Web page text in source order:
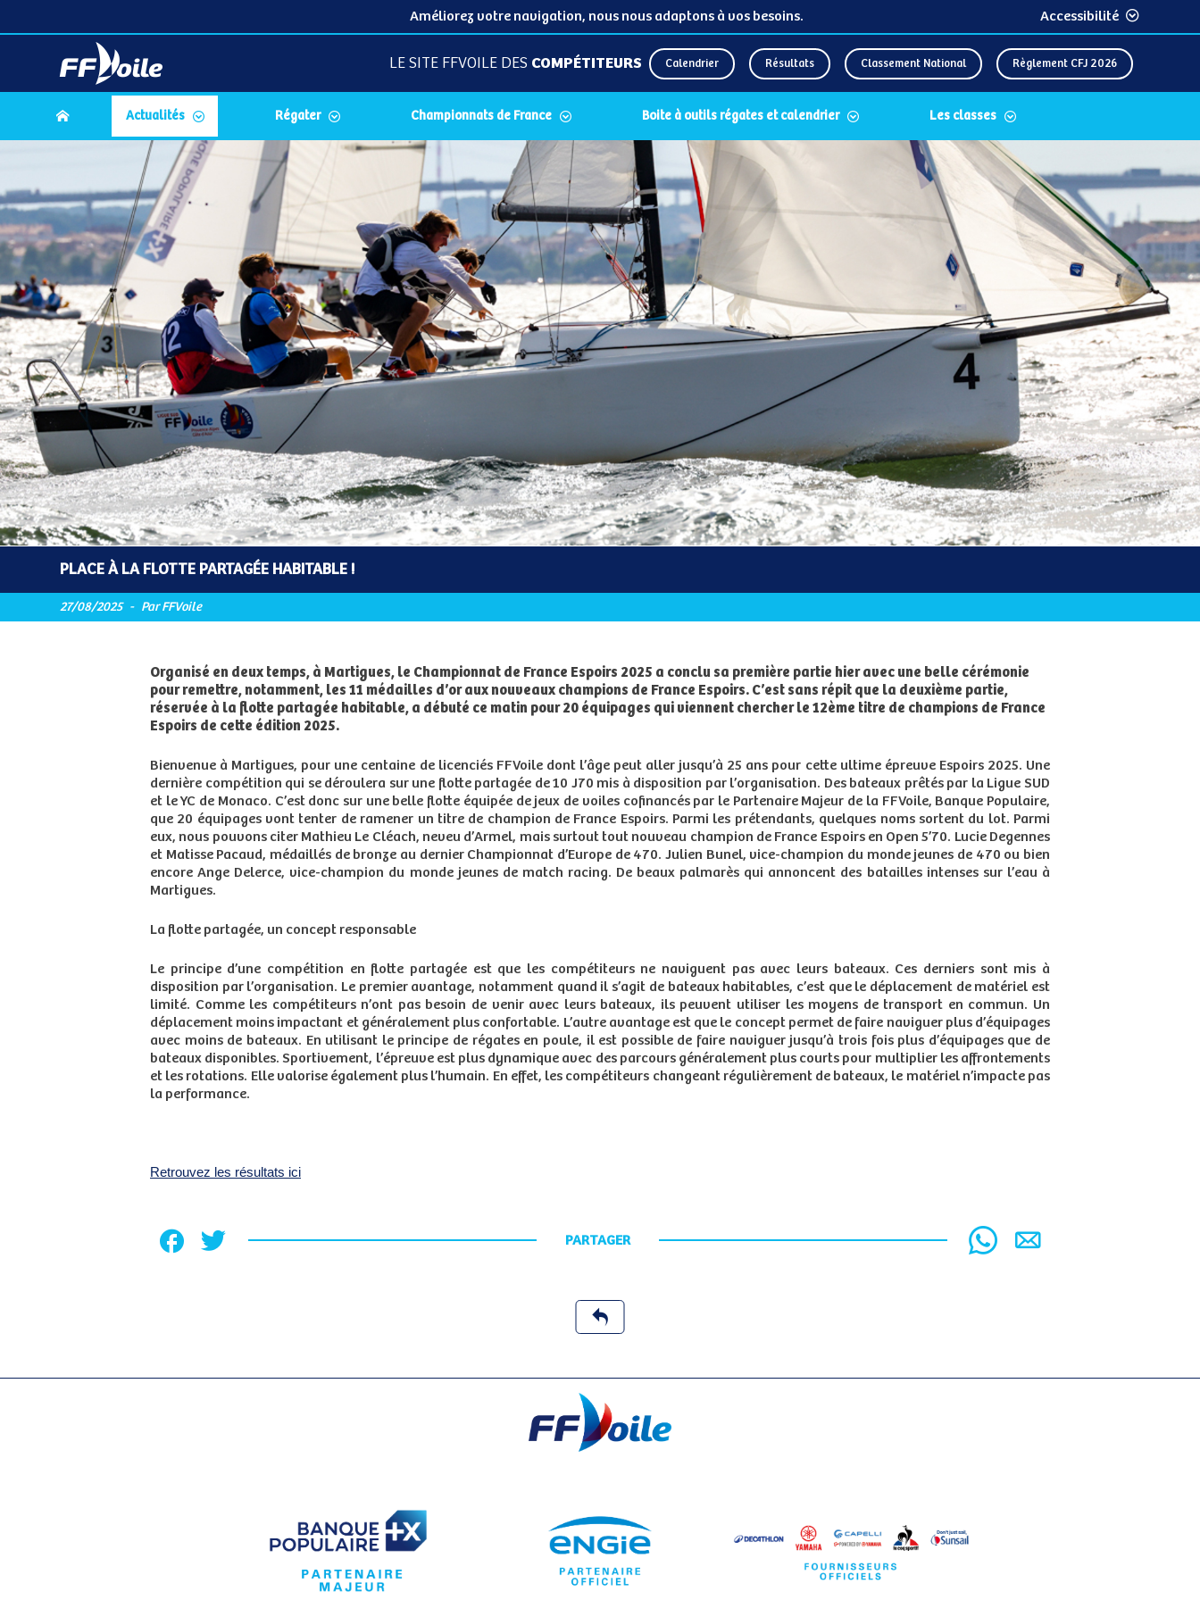
Améliorez votre navigation, nous nous adaptons à vos besoins. Accessibilité
LE SITE FFVOILE DES COMPÉTITEURS Calendrier Résultats Classement National Règlement CFJ 2026
Actualités Régater Championnats de France Boite à outils régates et calendrier Les classes
PLACE À LA FLOTTE PARTAGÉE HABITABLE !
27/08/2025 - Par FFVoile
Organisé en deux temps, à Martigues, le Championnat de France Espoirs 2025 a conclu sa première partie hier avec une belle cérémonie
pour remettre, notamment, les 11 médailles d’or aux nouveaux champions de France Espoirs. C’est sans répit que la deuxième partie,
réservée à la flotte partagée habitable, a débuté ce matin pour 20 équipages qui viennent chercher le 12ème titre de champions de France
Espoirs de cette édition 2025.
Bienvenue à Martigues, pour une centaine de licenciés FFVoile dont l’âge peut aller jusqu’à 25 ans pour cette ultime épreuve Espoirs 2025. Une
dernière compétition qui se déroulera sur une flotte partagée de 10 J70 mis à disposition par l’organisation. Des bateaux prêtés par la Ligue SUD
et le YC de Monaco. C’est donc sur une belle flotte équipée de jeux de voiles cofinancés par le Partenaire Majeur de la FFVoile, Banque Populaire,
que 20 équipages vont tenter de ramener un titre de champion de France Espoirs. Parmi les prétendants, quelques noms sortent du lot. Parmi
eux, nous pouvons citer Mathieu Le Cléach, neveu d’Armel, mais surtout tout nouveau champion de France Espoirs en Open 5’70. Lucie Degennes
et Matisse Pacaud, médaillés de bronze au dernier Championnat d’Europe de 470. Julien Bunel, vice-champion du monde jeunes de 470 ou bien
encore Ange Delerce, vice-champion du monde jeunes de match racing. De beaux palmarès qui annoncent des batailles intenses sur l’eau à
Martigues.
La flotte partagée, un concept responsable
Le principe d’une compétition en flotte partagée est que les compétiteurs ne naviguent pas avec leurs bateaux. Ces derniers sont mis à
disposition par l’organisation. Le premier avantage, notamment quand il s’agit de bateaux habitables, c’est que le déplacement de matériel est
limité. Comme les compétiteurs n’ont pas besoin de venir avec leurs bateaux, ils peuvent utiliser les moyens de transport en commun. Un
déplacement moins impactant et généralement plus confortable. L’autre avantage est que le concept permet de faire naviguer plus d’équipages
avec moins de bateaux. En utilisant le principe de régates en poule, il est possible de faire naviguer jusqu’à trois fois plus d’équipages que de
bateaux disponibles. Sportivement, l’épreuve est plus dynamique avec des parcours généralement plus courts pour multiplier les affrontements
et les rotations. Elle valorise également plus l’humain. En effet, les compétiteurs changeant régulièrement de bateaux, le matériel n’impacte pas
la performance.
Retrouvez les résultats ici
PARTAGER